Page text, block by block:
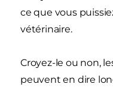
ce que vous
vétérinaire.
Croyez-le ou non,
peuvent en dire